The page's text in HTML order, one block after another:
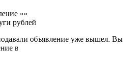
«»
рублей
объявление уже вышел. Вы
в